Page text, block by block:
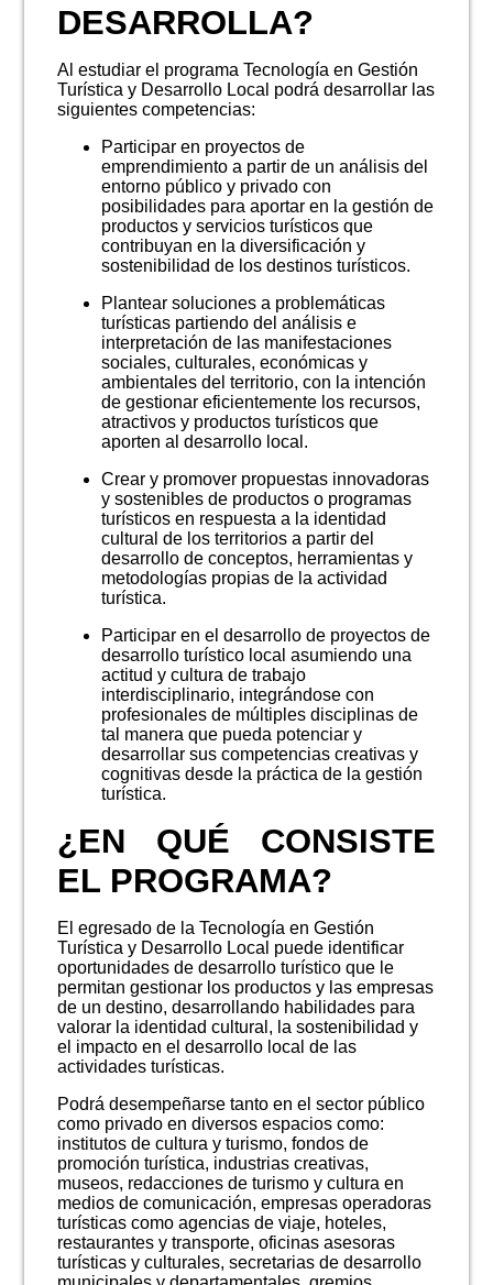
DESARROLLA?
Al estudiar el programa Tecnología en Gestión
Turística y Desarrollo Local podrá desarrollar las
siguientes competencias:
Participar en proyectos de
emprendimiento a partir de un análisis del
entorno público y privado con
posibilidades para aportar en la gestión de
productos y servicios turísticos que
contribuyan en la diversificación y
sostenibilidad de los destinos turísticos.
Plantear soluciones a problemáticas
turísticas partiendo del análisis e
interpretación de las manifestaciones
sociales, culturales, económicas y
ambientales del territorio, con la intención
de gestionar eficientemente los recursos,
atractivos y productos turísticos que
aporten al desarrollo local.
Crear y promover propuestas innovadoras
y sostenibles de productos o programas
turísticos en respuesta a la identidad
cultural de los territorios a partir del
desarrollo de conceptos, herramientas y
metodologías propias de la actividad
turística.
Participar en el desarrollo de proyectos de
desarrollo turístico local asumiendo una
actitud y cultura de trabajo
interdisciplinario, integrándose con
profesionales de múltiples disciplinas de
tal manera que pueda potenciar y
desarrollar sus competencias creativas y
cognitivas desde la práctica de la gestión
turística.
¿EN QUÉ CONSISTE
EL PROGRAMA?
El egresado de la Tecnología en Gestión
Turística y Desarrollo Local puede identificar
oportunidades de desarrollo turístico que le
permitan gestionar los productos y las empresas
de un destino, desarrollando habilidades para
valorar la identidad cultural, la sostenibilidad y
el impacto en el desarrollo local de las
actividades turísticas.
Podrá desempeñarse tanto en el sector público
como privado en diversos espacios como:
institutos de cultura y turismo, fondos de
promoción turística, industrias creativas,
museos, redacciones de turismo y cultura en
medios de comunicación, empresas operadoras
turísticas como agencias de viaje, hoteles,
restaurantes y transporte, oficinas asesoras
turísticas y culturales, secretarias de desarrollo